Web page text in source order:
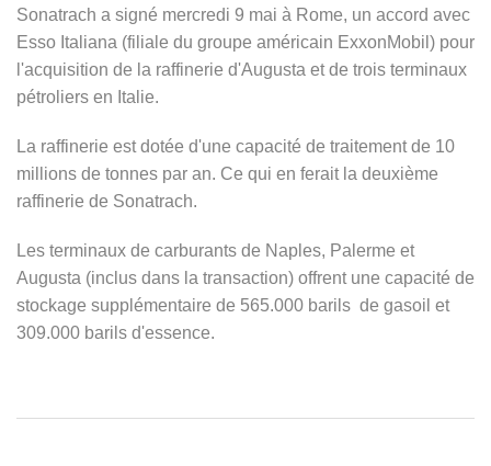
Sonatrach a signé mercredi 9 mai à Rome, un accord avec
Esso Italiana (filiale du groupe américain ExxonMobil) pour
l'acquisition de la raffinerie d'Augusta et de trois terminaux
pétroliers en Italie.
La raffinerie est dotée d'une capacité de traitement de 10
millions de tonnes par an. Ce qui en ferait la deuxième
raffinerie de Sonatrach.
Les terminaux de carburants de Naples, Palerme et
Augusta (inclus dans la transaction) offrent une capacité de
stockage supplémentaire de 565.000 barils de gasoil et
309.000 barils d'essence.